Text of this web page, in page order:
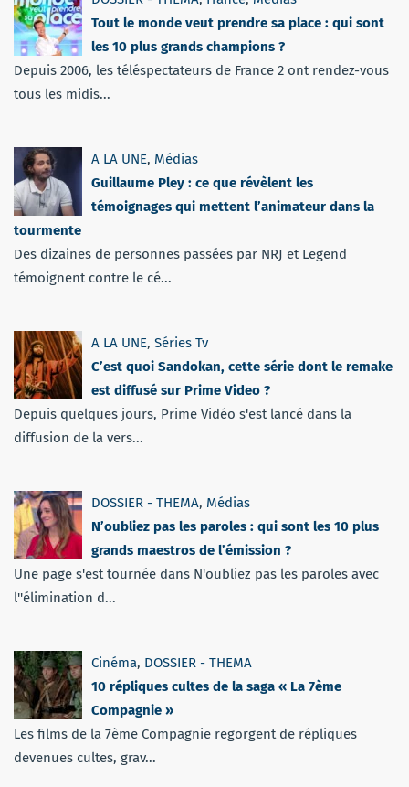
Tout le monde veut prendre sa place : qui sont
les 10 plus grands champions ?
Depuis 2006, les téléspectateurs de France 2 ont rendez-vous
tous les midis...
A LA UNE, Médias
Guillaume Pley : ce que révèlent les
témoignages qui mettent l’animateur dans la
tourmente
Des dizaines de personnes passées par NRJ et Legend
témoignent contre le cé...
A LA UNE, Séries Tv
C’est quoi Sandokan, cette série dont le remake
est diffusé sur Prime Video ?
Depuis quelques jours, Prime Vidéo s'est lancé dans la
diffusion de la vers...
DOSSIER - THEMA, Médias
N’oubliez pas les paroles : qui sont les 10 plus
grands maestros de l’émission ?
Une page s'est tournée dans N'oubliez pas les paroles avec
l''élimination d...
Cinéma, DOSSIER - THEMA
10 répliques cultes de la saga « La 7ème
Compagnie »
Les films de la 7ème Compagnie regorgent de répliques
devenues cultes, grav...